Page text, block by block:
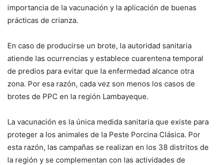
importancia de la vacunación y la aplicación de buenas
prácticas de crianza.
En caso de producirse un brote, la autoridad sanitaria
atiende las ocurrencias y establece cuarentena temporal
de predios para evitar que la enfermedad alcance otra
zona. Por esa razón, cada vez son menos los casos de
brotes de PPC en la región Lambayeque.
La vacunación es la única medida sanitaria que existe para
proteger a los animales de la Peste Porcina Clásica. Por
esta razón, las campañas se realizan en los 38 distritos de
la región y se complementan con las actividades de